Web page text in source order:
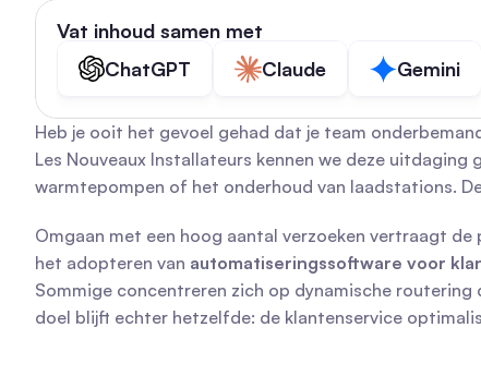
Vat inhoud samen met
ChatGPT
Claude Gemini
Heb je ooit het gevoel gehad dat je team
Les Nouveaux Installateurs kennen we deze
warmtepompen of het onderhoud van laadstations.
Omgaan met een hoog aantal verzoeken vertraagt
het adopteren van automatiseringssoftware voor
Sommige concentreren zich op dynamische
doel blijft echter hetzelfde: de klantenservice